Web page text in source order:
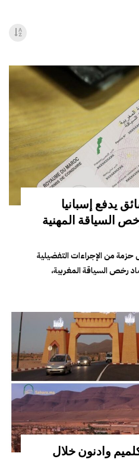
ألف سائق يدفع إسبانيا
السياقة المهنية
حزمة من الإجراءات التفضيلية
رخص السياقة المغربية،
وادنون خلال